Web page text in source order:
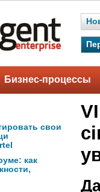
Бизнес-процессы
свои
как